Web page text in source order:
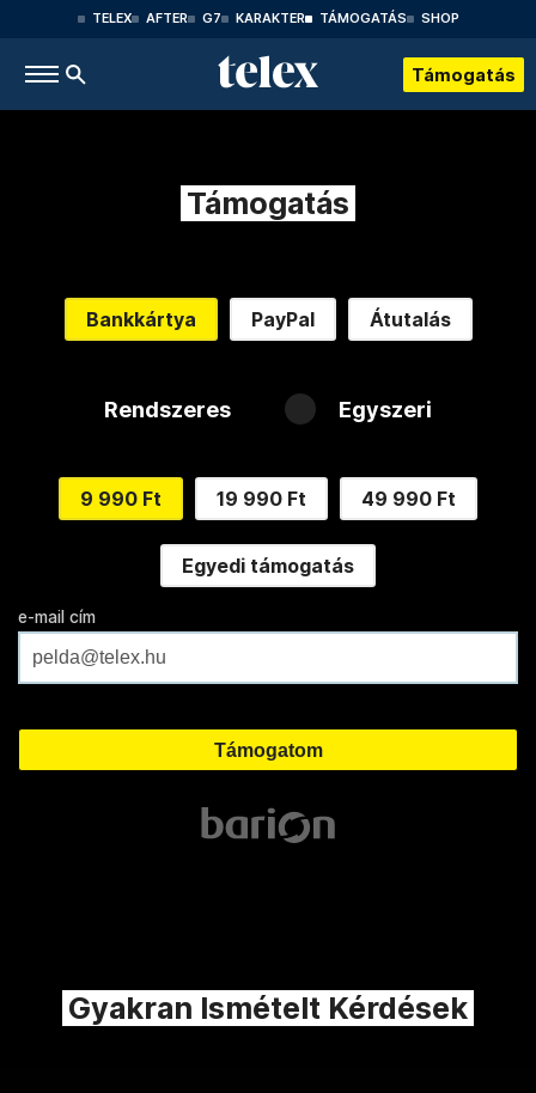
TELEX AFTER G7 KARAKTER TÁMOGATÁS SHOP
Támogatás
Támogatás
Bankkártya PayPal Átutalás
Rendszeres Egyszeri
9 990 Ft 19 990 Ft 49 990 Ft
Egyedi támogatás
e-mail cím
Gyakran Ismételt Kérdések